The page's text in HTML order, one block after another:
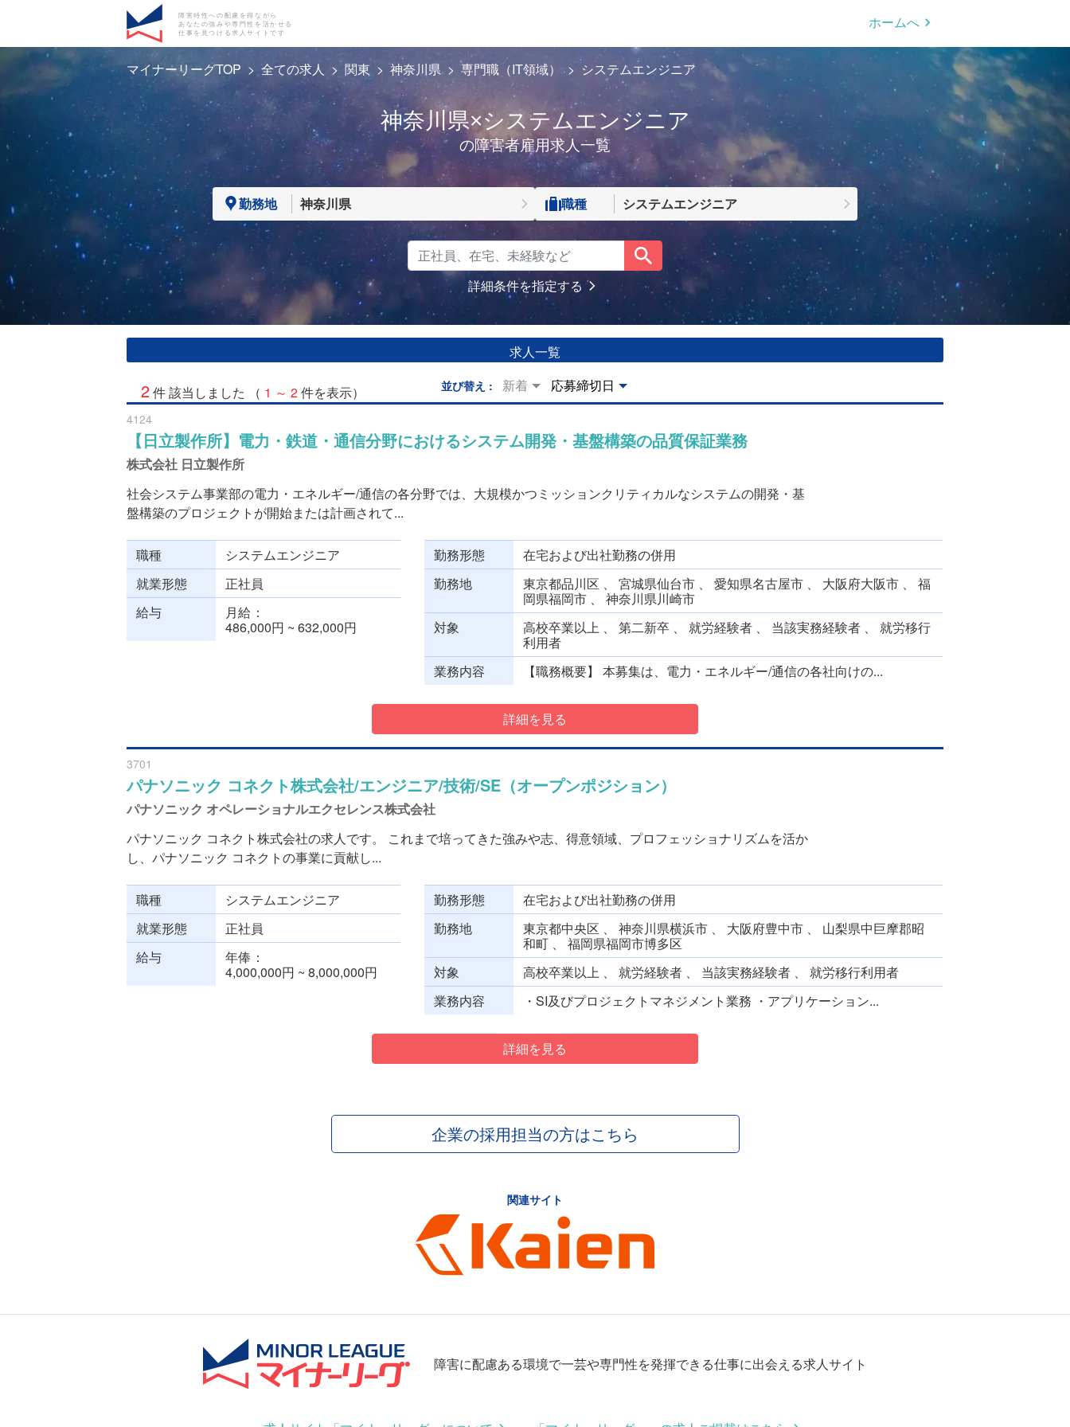
障害特性への配慮を得ながら
あなたの強みや専門性を活かせる
仕事を見つける求人サイトです
ホームへ
マイナーリーグTOP 全ての求人 関東 神奈川県 専門職（IT領域） システムエンジニア
神奈川県×システムエンジニア
の障害者雇用求人一覧
勤務地 神奈川県 職種 システムエンジニア
詳細条件を指定する
求人一覧
2件 該当しました （ 1 ～ 2件を表示） 並び替え 新着 応募締切日
4124
【日立製作所】電力・鉄道・通信分野におけるシステム開発・基盤構築の品質保証業務
株式会社 日立製作所
社会システム事業部の電力・エネルギー/通信の各分野では、大規模かつミッションクリティカルなシステムの開発・基
盤構築のプロジェクトが開始または計画されて...
職種
システムエンジニア
就業形態
正社員
給与
月給
486,000円 ~ 632,000円
勤務形態
在宅および出社勤務の併用
勤務地
東京都品川区 、 宮城県仙台市 、 愛知県名古屋市 、 大阪府大阪市 、 福
岡県福岡市 、 神奈川県川崎市
対象
高校卒業以上 、 第二新卒 、 就労経験者 、 当該実務経験者 、 就労移行
利用者
業務内容
【職務概要】 本募集は、電力・エネルギー/通信の各社向けの...
詳細を見る
3701
パナソニック コネクト株式会社/エンジニア/技術/SE（オープンポジション）
パナソニック オペレーショナルエクセレンス株式会社
パナソニック コネクト株式会社の求人です。 これまで培ってきた強みや志、得意領域、プロフェッショナリズムを活か
し、パナソニック コネクトの事業に貢献し...
職種
システムエンジニア
就業形態
正社員
給与
年俸
4,000,000円 ~ 8,000,000円
勤務形態
在宅および出社勤務の併用
勤務地
東京都中央区 、 神奈川県横浜市 、 大阪府豊中市 、 山梨県中巨摩郡昭
和町 、 福岡県福岡市博多区
対象
高校卒業以上 、 就労経験者 、 当該実務経験者 、 就労移行利用者
業務内容
・SI及びプロジェクトマネジメント業務 ・アプリケーション...
詳細を見る
企業の採用担当の方はこちら
関連サイト
障害に配慮ある環境で一芸や専門性を発揮できる仕事に出会える求人サイト